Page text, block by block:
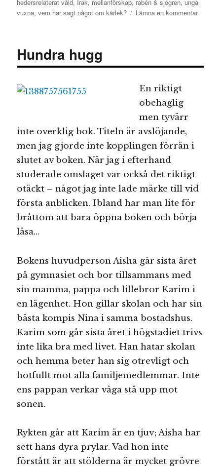
hedersrelaterat våld, Irak, mellanförskap, rabén & sjögren, unga
vuxna,vem har sagt något om kärlek? Lämna en kommentartill
om
Hundra hugg
En riktigt
obehaglig
men tyvärr
inte overklig bok. Titeln är avslöjande,
men jag gjorde inte kopplingen förrän i
slutet av boken. När jag i efterhand
studerade omslaget var också det riktigt
otäckt – något jag inte lade märke till vid
första anblicken. Ibland har man lite för
bråttom att bara öppna boken och börja
läsa…
Bokens huvudperson Aisha går sista året
på gymnasiet och bor tillsammans med
sin mamma, pappa och lillebror Karim i
en lägenhet. Hon gillar skolan och har sin
bästa kompis Nina i samma bostadshus.
Karim som går sista året i högstadiet trivs
inte lika bra med livet. Han hatar skolan
och hemma beter han sig otrevligt och
hotfullt mot alla familjemedlemmar. Inte
ens pappan verkar våga stå upp mot
sonen.
Rykten går att Karim är en tjuv; Aisha har
sett hans dyra prylar. Vad hon inte
förstått är att stölderna är mycket grövre